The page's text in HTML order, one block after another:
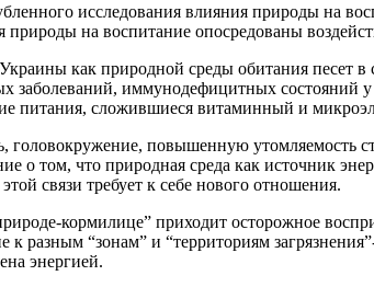
исследования влияния природы на
на воспитание опосредованы
Украины как природной среды обитания
заболеваний, иммунодефицитных состояний
питания, сложившиеся витаминный и
повышенную утомляемость
о том, что природная среда как источник
связи требует к себе нового отношения.
кормилице” приходит осторожное
к разным “зонам” и “территориям
энергией.